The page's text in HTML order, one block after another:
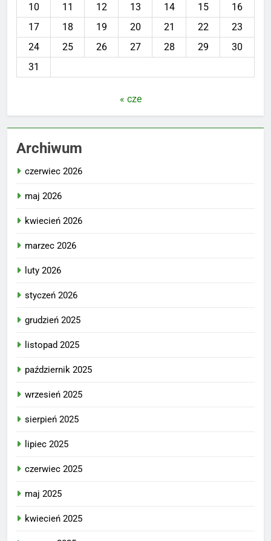
10
11 12 13 14 15
16
17
18 19 20 21 22
23
24
25 26 27 28 29
30
31
« cze
Archiwum
czerwiec 2026
maj 2026
kwiecień 2026
marzec 2026
luty 2026
styczeń 2026
grudzień 2025
listopad 2025
październik 2025
wrzesień 2025
sierpień 2025
lipiec 2025
czerwiec 2025
maj 2025
kwiecień 2025